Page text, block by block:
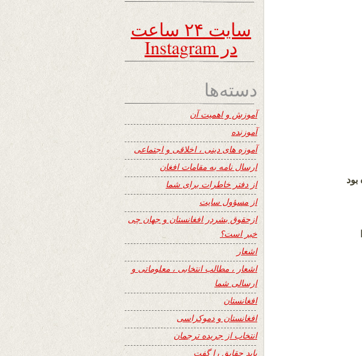
سایت ۲۴ ساعت
در Instagram
دسته‌ها
آموزش و اهمیت آن
آموزنده
آموزه های دینی ، اخلاقی و اجتماعی
ارسال نامه به مقامات افغان
از دفتر خاطرات برای شما
از مسؤول سایت
ازحقوق بشردر افغانستان و جهان چی
خبر است؟
اشعار
اشعار ، مطالب انتخابی ، معلوماتی و
ارسالی شما
افغانستان
افغانستان و دموکراسی
انتخاب از جریده ترجمان
باید حقایق را گفت